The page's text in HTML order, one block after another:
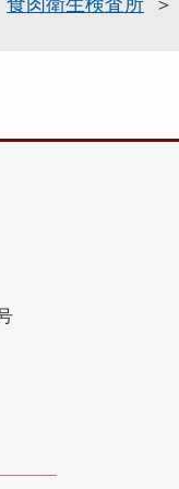
食肉衛生検査所